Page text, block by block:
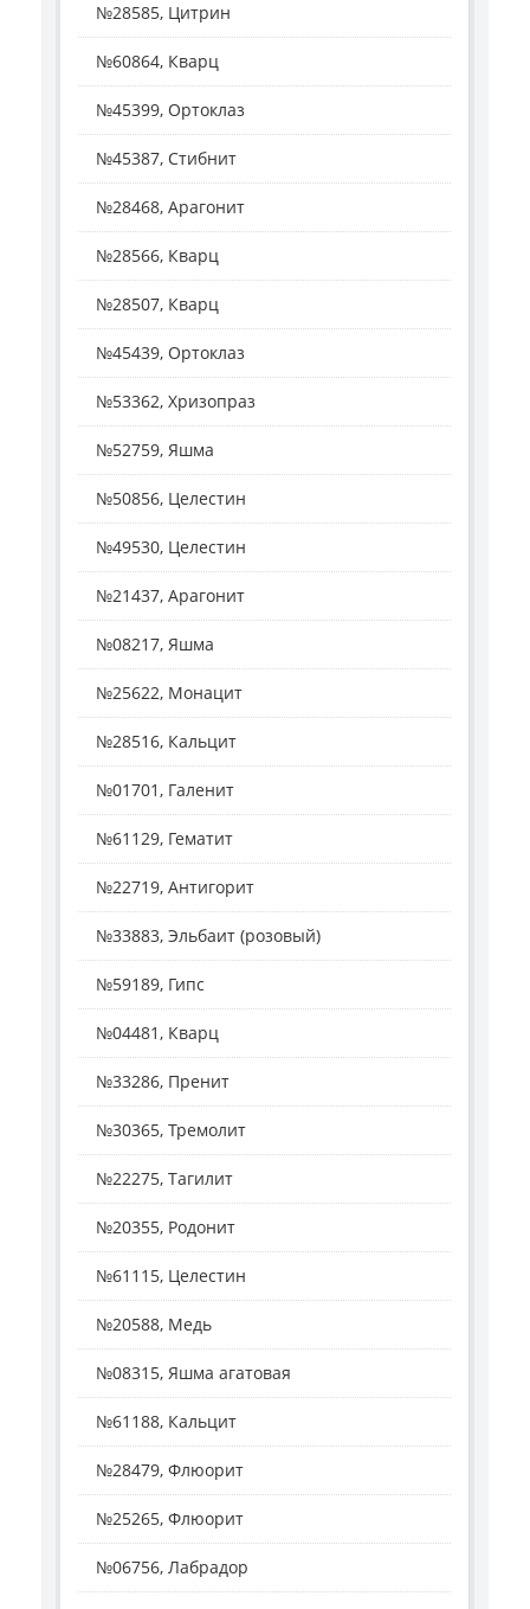
№28585, Цитрин
№60864, Кварц
№45399, Ортоклаз
№45387, Стибнит
№28468, Арагонит
№28566, Кварц
№28507, Кварц
№45439, Ортоклаз
№53362, Хризопраз
№52759, Яшма
№50856, Целестин
№49530, Целестин
№21437, Арагонит
№08217, Яшма
№25622, Монацит
№28516, Кальцит
№01701, Галенит
№61129, Гематит
№22719, Антигорит
№33883, Эльбаит (розовый)
№59189, Гипс
№04481, Кварц
№33286, Пренит
№30365, Тремолит
№22275, Тагилит
№20355, Родонит
№61115, Целестин
№20588, Медь
№08315, Яшма агатовая
№61188, Кальцит
№28479, Флюорит
№25265, Флюорит
№06756, Лабрадор